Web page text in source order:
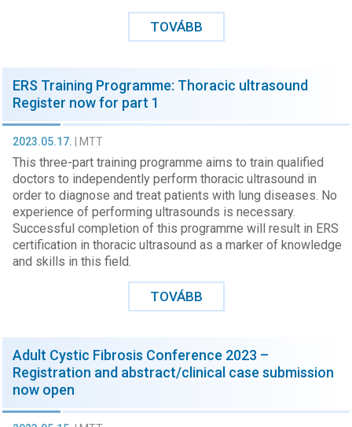
TOVÁBB
ERS Training Programme: Thoracic ultrasound
Register now for part 1
2023.05.17. MTT
This three-part training programme aims to train qualified
doctors to independently perform thoracic ultrasound in
order to diagnose and treat patients with lung diseases. No
experience of performing ultrasounds is necessary.
Successful completion of this programme will result in ERS
certification in thoracic ultrasound as a marker of knowledge
and skills in this field.
TOVÁBB
Adult Cystic Fibrosis Conference 2023 –
Registration and abstract/clinical case submission
now open